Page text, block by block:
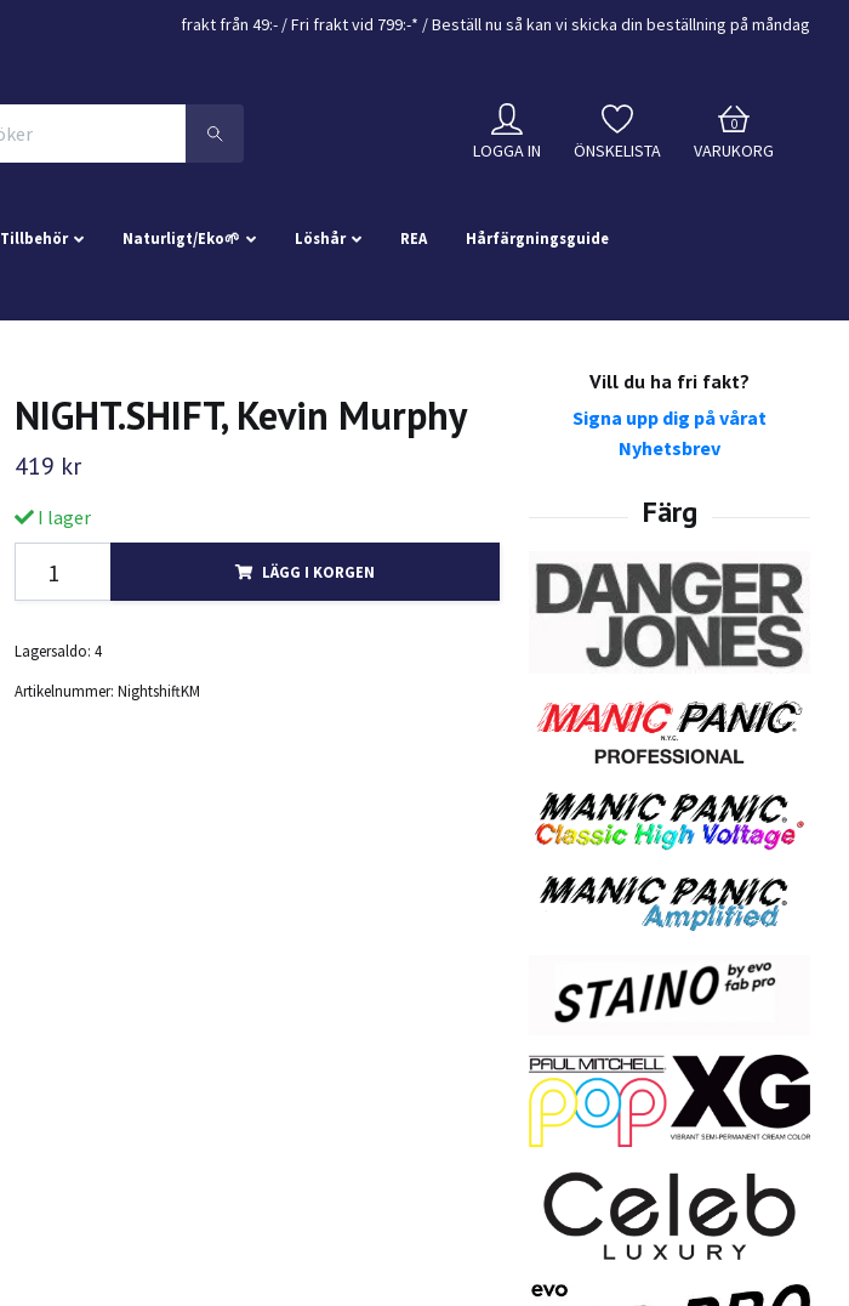
frakt från 49:- /Fri frakt vid 799:-* / Beställ nu så kan vi skicka din beställning på måndag
LOGGA IN ÖNSKELISTA
0
VARUKORG
Tillbehör Naturligt/Eko🌱 Löshår REA Hårfärgningsguide
Vill du ha fri fakt?
Signa upp dig på vårat
Nyhetsbrev
NIGHT.SHIFT, Kevin Murphy
419 kr
I lager
LÄGG I KORGEN
Lagersaldo: 4
Artikelnummer: NightshiftKM